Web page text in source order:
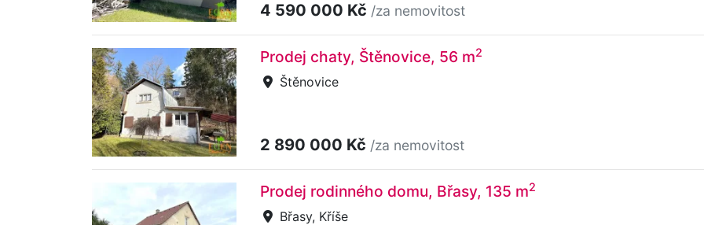
4 590 000 Kč /za nemovitost
Prodej chaty, Štěnovice, 56 m2
Štěnovice
2 890 000 Kč /za nemovitost
Prodej rodinného domu, Břasy, 135 m2
Břasy, Kříše